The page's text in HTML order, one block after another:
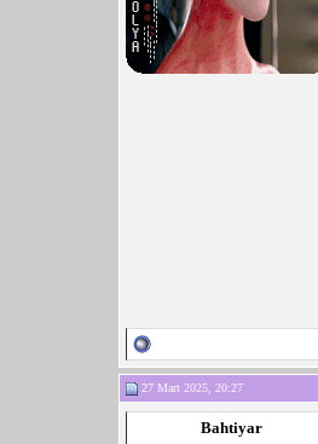
27 Mart 2025, 20:27
Bahtiyar